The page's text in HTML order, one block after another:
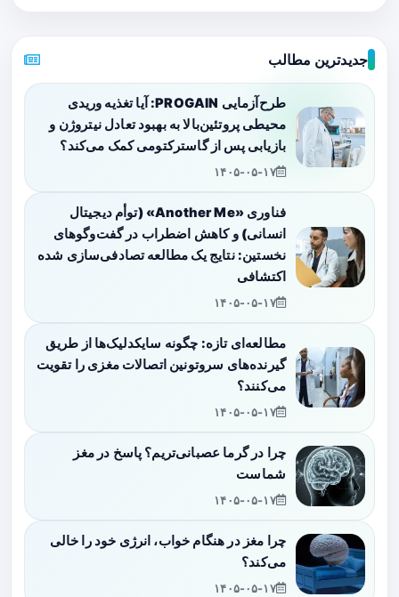
جدیدترین مطالب
طرح‌آزمایی PROGAIN: آیا تغذیه وریدی
محیطی پروتئین‌بالا به بهبود تعادل نیتروژن و
بازیابی پس از گاسترکتومی کمک می‌کند؟
۱۴۰۵-۰۵-۱۷
فناوری «Another Me» (توأم دیجیتال
انسانی) و کاهش اضطراب در گفت‌وگوهای
نخستین: نتایج یک مطالعه تصادفی‌سازی شده
اکتشافی
۱۴۰۵-۰۵-۱۷
مطالعه‌ای تازه: چگونه سایکدلیک‌ها از طریق
گیرنده‌های سروتونین اتصالات مغزی را تقویت
می‌کنند؟
۱۴۰۵-۰۵-۱۷
چرا در گرما عصبانی‌تریم؟ پاسخ در مغز
شماست
۱۴۰۵-۰۵-۱۷
چرا مغز در هنگام خواب، انرژی خود را خالی
می‌کند؟
۱۴۰۵-۰۵-۱۷